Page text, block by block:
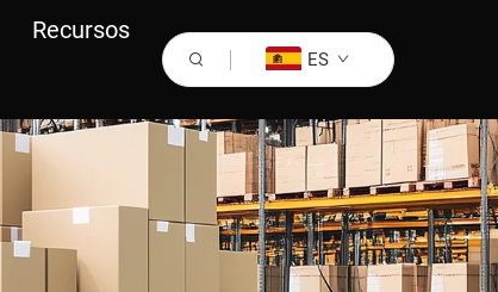
Recursos
ES